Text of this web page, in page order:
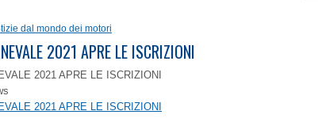
dal mondo dei motori
2021 APRE LE ISCRIZIONI
2021 APRE LE ISCRIZIONI
2021 APRE LE ISCRIZIONI